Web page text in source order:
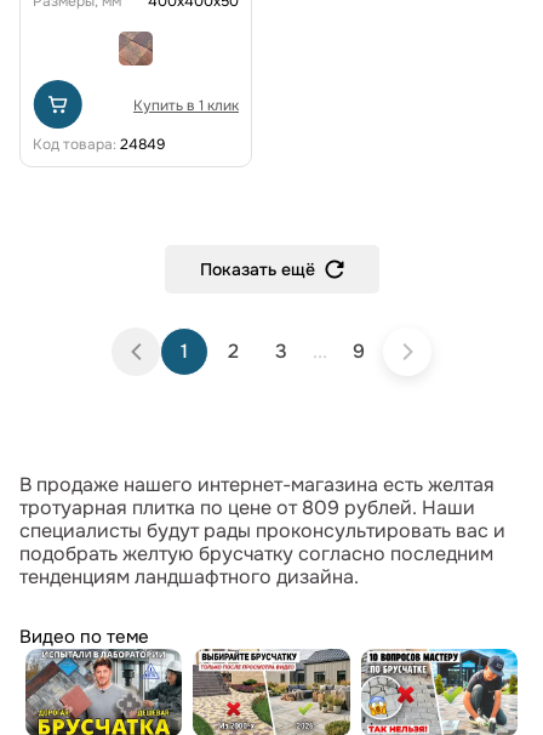
Купить в 1 клик
Код товара: 24849
Показать ещё
1 2 3 ... 9
В продаже нашего интернет-магазина есть желтая
тротуарная плитка по цене от 809 рублей. Наши
специалисты будут рады проконсультировать вас и
подобрать желтую брусчатку согласно последним
тенденциям ландшафтного дизайна.
Видео по теме